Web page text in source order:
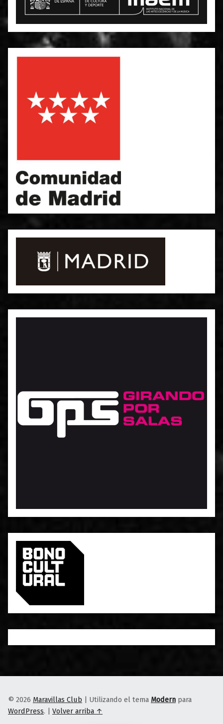
© 2026 Maravillas Club Utilizando el tema Modern para
WordPress. Volver arriba ↑